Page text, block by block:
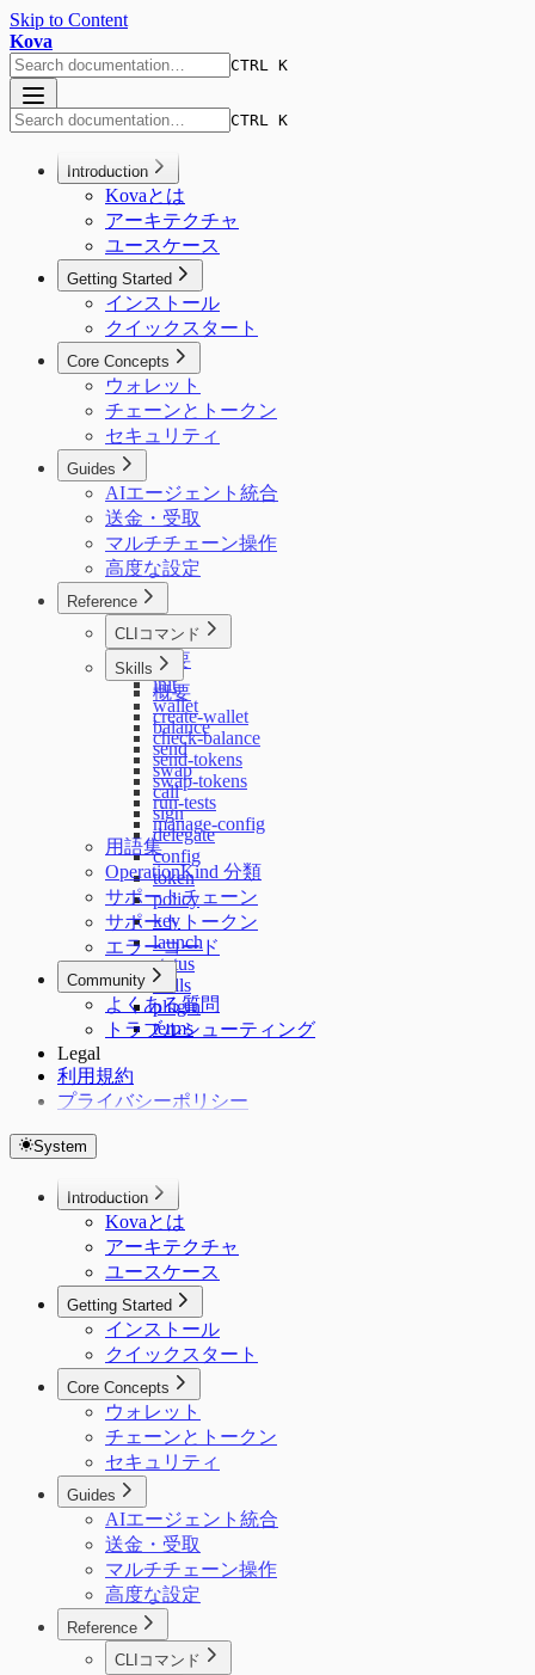
Skip to Content
Kova
CTRL K
CTRL K
Introduction
Kovaとは
アーキテクチャ
ユースケース
Getting Started
インストール
クイックスタート
Core Concepts
ウォレット
チェーンとトークン
セキュリティ
Guides
AIエージェント統合
送金・受取
マルチチェーン操作
高度な設定
Reference
CLIコマンド
概要
init
wallet
balance
send
swap
call
sign
delegate
config
token
policy
key
launch
status
skills
plugin
terms
Skills
概要
create-wallet
check-balance
send-tokens
swap-tokens
run-tests
manage-config
用語集
OperationKind 分類
サポートチェーン
サポートトークン
エラーコード
Community
よくある質問
トラブルシューティング
Legal
利用規約
プライバシーポリシー
System
Introduction
Kovaとは
アーキテクチャ
ユースケース
Getting Started
インストール
クイックスタート
Core Concepts
ウォレット
チェーンとトークン
セキュリティ
Guides
AIエージェント統合
送金・受取
マルチチェーン操作
高度な設定
Reference
CLIコマンド